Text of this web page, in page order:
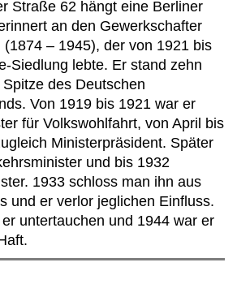
Straße 62 hängt eine Berliner
an den Gewerkschafter
– 1945), der von 1921 bis
Siedlung lebte. Er stand zehn
des Deutschen
Von 1919 bis 1921 war er
für Volkswohlfahrt, von April bis
Ministerpräsident. Später
und bis 1932
1933 schloss man ihn aus
und er verlor jeglichen Einfluss.
untertauchen und 1944 war er